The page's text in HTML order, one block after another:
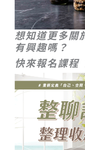
想知道更多關
有興趣嗎？
快來報名課程